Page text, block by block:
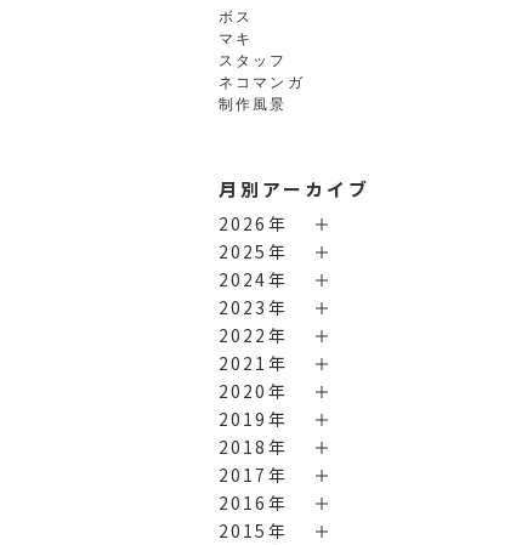
ボス
マキ
スタッフ
ネコマンガ
制作風景
月別アーカイブ
2026年
2025年
2024年
2023年
2022年
2021年
2020年
2019年
2018年
2017年
2016年
2015年